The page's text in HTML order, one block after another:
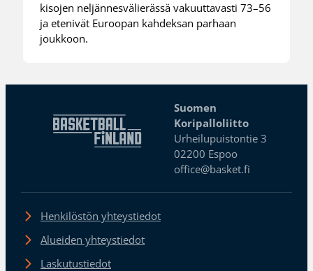
kisojen neljännesvälierässä vakuuttavasti 73–56
ja etenivät Euroopan kahdeksan parhaan
joukkoon.
Suomen
Koripalloliitto
Urheilupuistontie 3
02200 Espoo
office@basket.fi
Henkilöstön yhteystiedot
Alueiden yhteystiedot
Laskutustiedot